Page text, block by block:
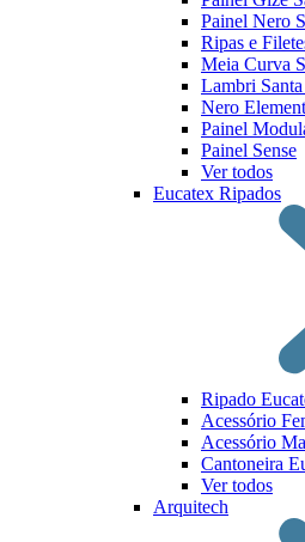
Painel Nero
Ripas e
Meia Curva
Lambri
Nero
Painel
Painel Sense
Ver todos
Eucatex Ripados
Ripado
Acessório
Acessório
Cantoneira
Ver todos
Arquitech